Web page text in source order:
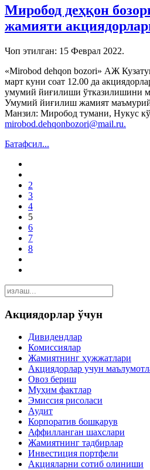
Миробод деҳқон
жамияти
Чоп этилган: 15 Феврал 2022.
«Mirobod dehqon bozori» АЖ
март куни соат 12.00 да
умумий йиғилиши ўтказилишини
Умумий йиғилиш жамият
Манзил: Миробод тумани, Нукус
mirobod.dehqonbozori@mail.ru.
Батафсил...
2
3
4
5
6
7
8
Акциядорлар ўчун
Дивидендлар
Комиссиялар
Жамиятнинг ҳужжатлари
Акциядорлар учун
Овоз бериш
Муҳим фактлар
Эмиссия рисоласи
Аудит
Корпоратив бошқарув
Аффилланган шахслари
Жамиятнинг тадбирлар
Инвестиция портфели
Акцияларни сотиб олиниши